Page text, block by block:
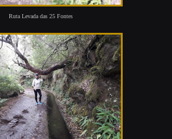
Ruta Levada das 25 Fontes